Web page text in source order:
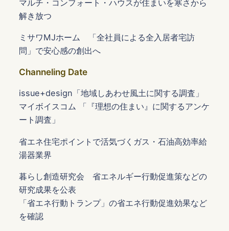
マルチ・コンフォート・ハウスが住まいを寒さから
解き放つ
ミサワMJホーム 「全社員による全入居者宅訪
問」で安心感の創出へ
Channeling Date
issue+design「地域しあわせ風土に関する調査」
マイボイスコム 「『理想の住まい』に関するアンケ
ート調査」
省エネ住宅ポイントで活気づくガス・石油高効率給
湯器業界
暮らし創造研究会 省エネルギー行動促進策などの
研究成果を公表
「省エネ行動トランプ」の省エネ行動促進効果など
を確認